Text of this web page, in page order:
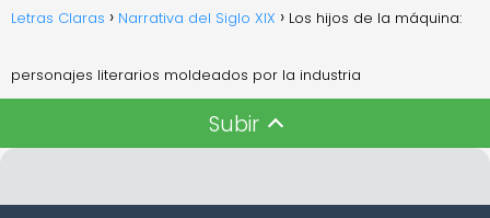
Letras Claras Narrativa del Siglo XIX Los hijos de la máquina:
personajes literarios moldeados por la industria
Subir